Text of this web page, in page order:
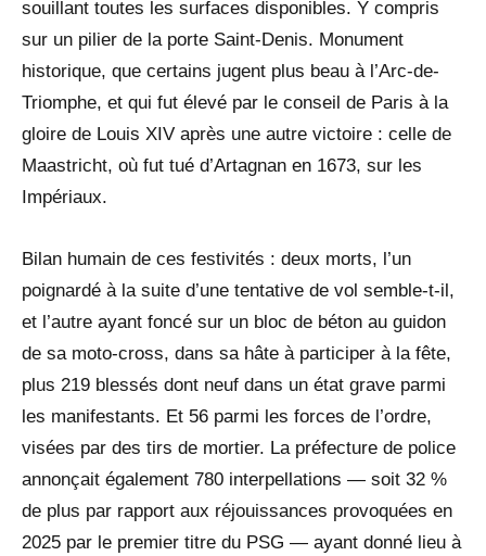
souillant toutes les surfaces disponibles. Y compris
sur un pilier de la porte Saint-Denis. Monument
historique, que certains jugent plus beau à l’Arc-de-
Triomphe, et qui fut élevé par le conseil de Paris à la
gloire de Louis XIV après une autre victoire : celle de
Maastricht, où fut tué d’Artagnan en 1673, sur les
Impériaux.
Bilan humain de ces festivités : deux morts, l’un
poignardé à la suite d’une tentative de vol semble-t-il,
et l’autre ayant foncé sur un bloc de béton au guidon
de sa moto-cross, dans sa hâte à participer à la fête,
plus 219 blessés dont neuf dans un état grave parmi
les manifestants. Et 56 parmi les forces de l’ordre,
visées par des tirs de mortier. La préfecture de police
annonçait également 780 interpellations — soit 32 %
de plus par rapport aux réjouissances provoquées en
2025 par le premier titre du PSG — ayant donné lieu à